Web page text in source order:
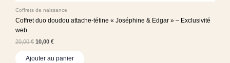
Coffrets de naissance
Coffret duo doudou attache-tétine « Joséphine & Edgar » – Exclusivité
web
20,00€ 10,00 €
Ajouter au panier